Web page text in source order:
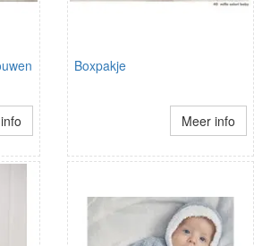
Boxpakje
Meer info